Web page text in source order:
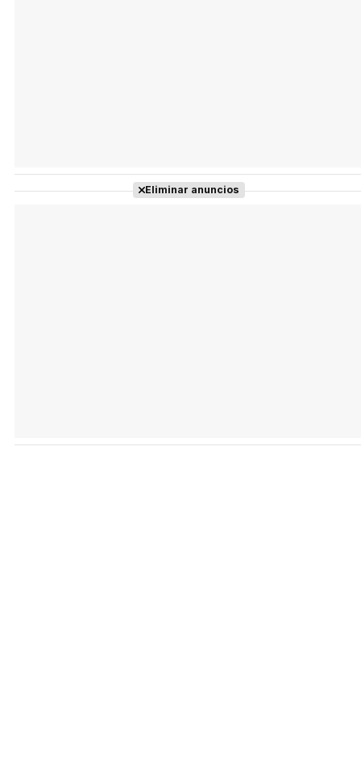
Eliminar anuncios